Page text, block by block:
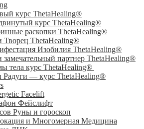
курс ThetaHealing®
курс ThetaHealing®
раскопки ThetaHealing®
ThetaHealing®
Изобилия ThetaHealing®
партнер ThetaHealing®
тела курс ThetaHealing®
Радуги — курс ThetaHealing®
Facelift
Фейслифт
Руны и гороскоп
и Многомерная Медицина